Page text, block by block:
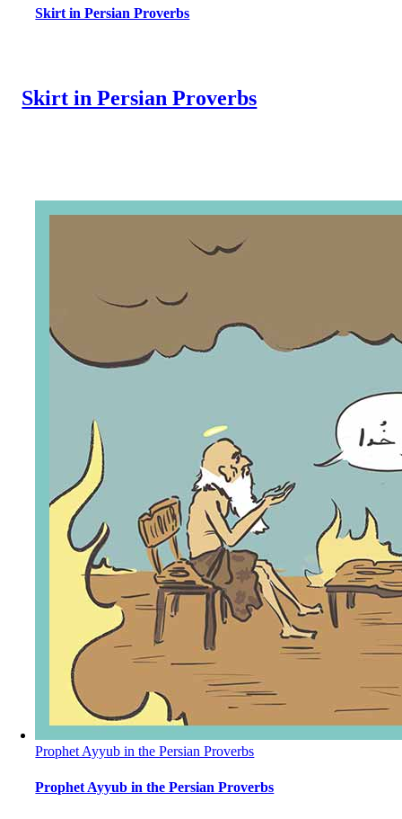
Skirt in Persian Proverbs
Skirt in Persian Proverbs
Prophet Ayyub in the Persian Proverbs
Prophet Ayyub in the Persian Proverbs